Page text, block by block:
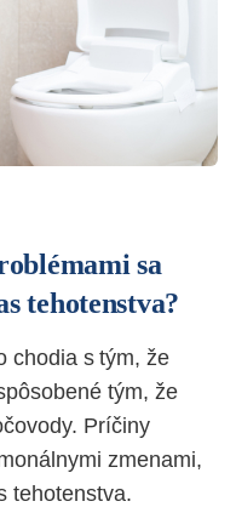
sa
tehotenstva?
chodia s tým, že
tým, že
Príčiny
zmenami,
tehotenstva.